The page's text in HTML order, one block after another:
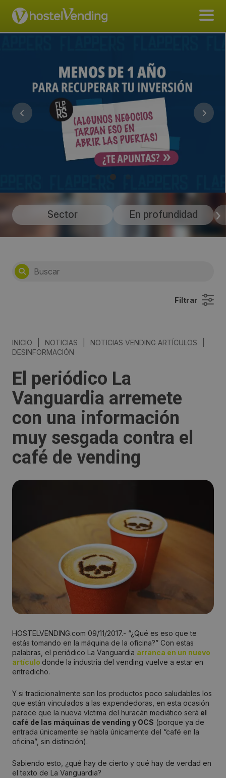
Sector En profundidad
Filtrar
INICIO NOTICIAS NOTICIAS VENDING ARTÍCULOS
DESINFORMACIÓN
El periódico La
Vanguardia arremete
con una información
muy sesgada contra el
café de vending
HOSTELVENDING.com 09/11/2017.- “¿Qué es eso que te
estás tomando en la máquina de la oficina?” Con estas
palabras, el periódico La Vanguardia arranca en un nuevo
artículo donde la industria del vending vuelve a estar en
entredicho.
Y si tradicionalmente son los productos poco saludables los
que están vinculados a las expendedoras, en esta ocasión
parece que la nueva víctima del huracán mediático será el
café de las máquinas de vending y OCS (porque ya de
entrada únicamente se habla únicamente del “café en la
oficina”, sin distinción).
Sabiendo esto, ¿qué hay de cierto y qué hay de verdad en
el texto de La Vanguardia?